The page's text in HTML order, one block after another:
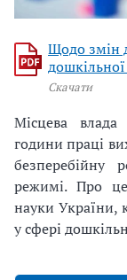
Щодо змін
Скачати
Місцева влада
години праці
безперебійну
режимі. Про це
науки України,
у сфері